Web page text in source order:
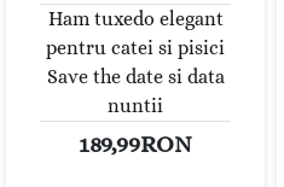
Ham tuxedo elegant
pentru catei si pisici
Save the date si data
nuntii
189,99RON